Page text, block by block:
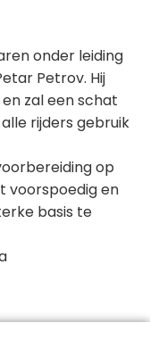
onder leiding
Petrov. Hij
zal een schat
rijders gebruik
op
voorspoedig en
basis te